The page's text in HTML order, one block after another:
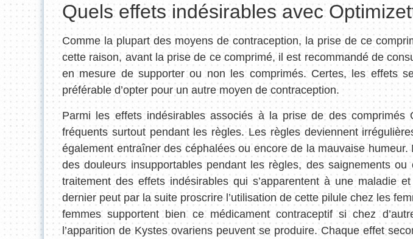
Quels effets indésirables avec
Comme la plupart des moyens de contraception, la prise de ce
cette raison, avant la prise de ce comprimé, il est recommandé de
en mesure de supporter ou non les comprimés. Certes, les effets
préférable d’opter pour un autre moyen de contraception.
Parmi les effets indésirables associés à la prise de des
fréquents surtout pendant les règles. Les règles deviennent
également entraîner des céphalées ou encore de la mauvaise
des douleurs insupportables pendant les règles, des saignements
traitement des effets indésirables qui s’apparentent à une maladie
dernier peut par la suite proscrire l’utilisation de cette pilule chez les
femmes supportent bien ce médicament contraceptif si chez
l’apparition de Kystes ovariens peuvent se produire. Chaque effet